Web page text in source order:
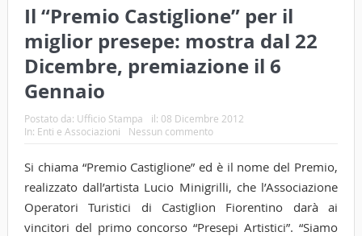
Il “Premio Castiglione” per il
miglior presepe: mostra dal 22
Dicembre, premiazione il 6
Gennaio
Postato da: Ufficio Stampa il: 08 Dicembre 2012
In: Enti e Associazioni Nessun commento
Si chiama “Premio Castiglione” ed è il nome del Premio,
realizzato dall’artista Lucio Minigrilli, che l’Associazione
Operatori Turistici di Castiglion Fiorentino darà ai
vincitori del primo concorso “Presepi Artistici”. “Siamo